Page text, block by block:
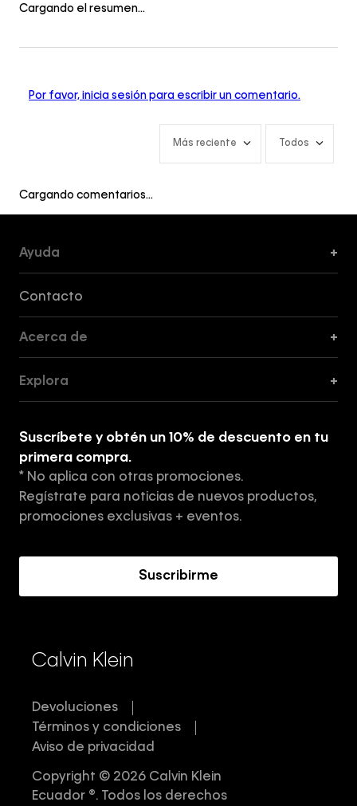
Cargando el resumen…
Por favor, inicia sesión para escribir un comentario.
Más reciente Todos
Cargando comentarios…
Ayuda +
Contacto
Acerca de +
Tiendas
Aviso de privacidad
Términos y Condiciones
Explora +
Suscríbete y obtén un 10% de descuento en tu
primera compra.
* No aplica con otras promociones.
Regístrate para noticias de nuevos productos,
promociones exclusivas + eventos.
Suscribirme
Calvin Klein
Devoluciones
Términos y condiciones
Aviso de privacidad
Copyright © 2026 Calvin Klein
Ecuador ®. Todos los derechos